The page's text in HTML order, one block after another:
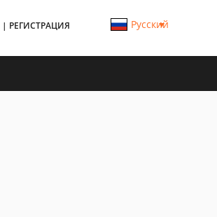
| РЕГИСТРАЦИЯ Русский